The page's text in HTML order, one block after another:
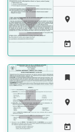
 




